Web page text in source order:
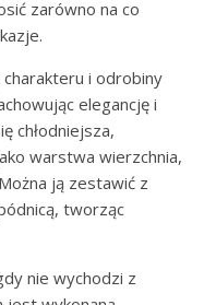
zarówno na co
i odrobiny
elegancję i
chłodniejsza,
warstwa wierzchnia,
ją zestawić z
tworząc
nie wychodzi z